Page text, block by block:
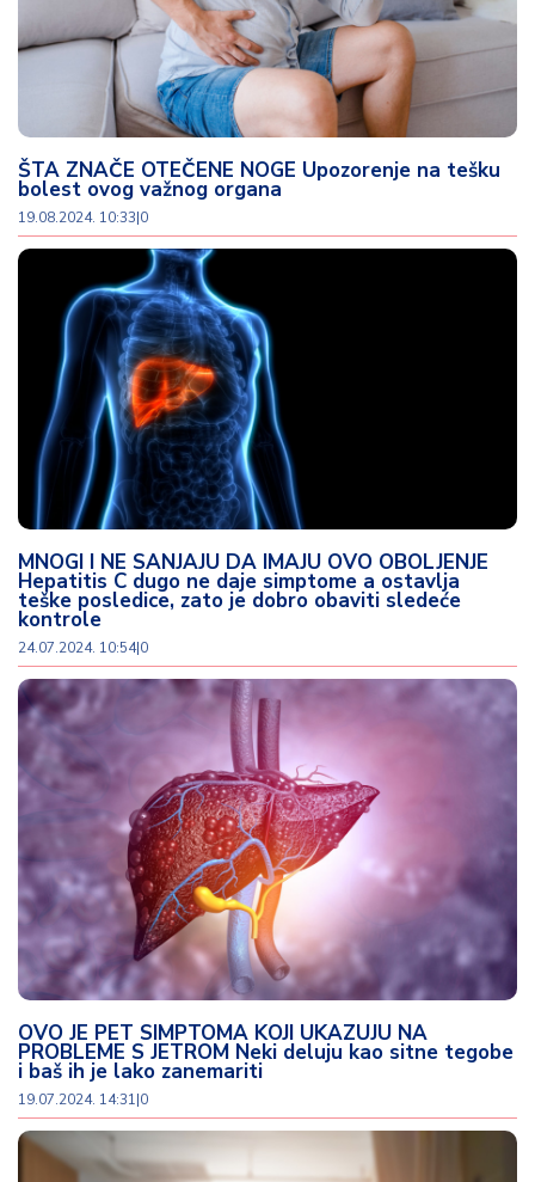
ŠTA ZNAČE OTEČENE NOGE Upozorenje na tešku
bolest ovog važnog organa
19.08.2024. 10:33|0
MNOGI I NE SANJAJU DA IMAJU OVO OBOLJENJE
Hepatitis C dugo ne daje simptome a ostavlja
teške posledice, zato je dobro obaviti sledeće
kontrole
24.07.2024. 10:54|0
OVO JE PET SIMPTOMA KOJI UKAZUJU NA
PROBLEME S JETROM Neki deluju kao sitne tegobe
i baš ih je lako zanemariti
19.07.2024. 14:31|0